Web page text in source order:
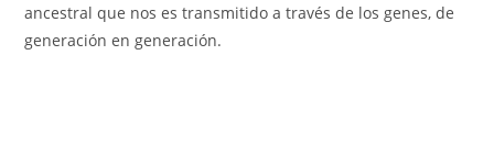
ancestral que nos es transmitido a través de los genes, de
generación en generación.